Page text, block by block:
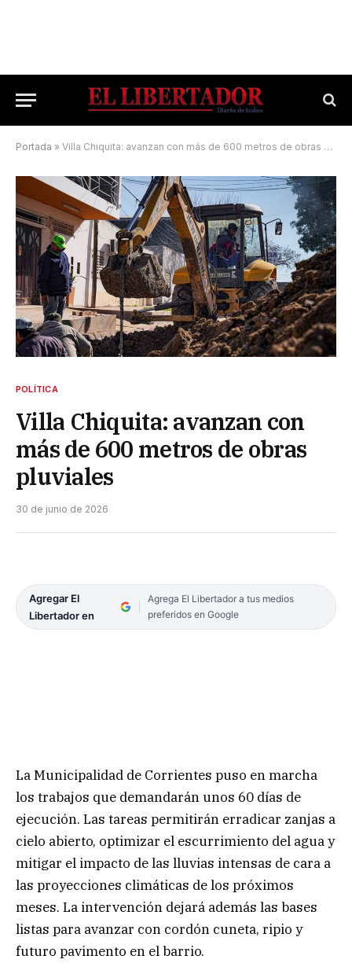
Portada » Villa Chiquita: avanzan con más de 600 metros de obras pluviales
POLÍTICA
Villa Chiquita: avanzan con
más de 600 metros de obras
pluviales
30 de junio de 2026
Agregar El
Libertador en
Agrega El Libertador a tus medios
preferidos en Google
La Municipalidad de Corrientes puso en marcha
los trabajos que demandarán unos 60 días de
ejecución. Las tareas permitirán erradicar zanjas a
cielo abierto, optimizar el escurrimiento del agua y
mitigar el impacto de las lluvias intensas de cara a
las proyecciones climáticas de los próximos
meses. La intervención dejará además las bases
listas para avanzar con cordón cuneta, ripio y
futuro pavimento en el barrio.